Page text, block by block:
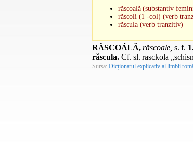
răscoală (substantiv
răscoli (1 -col) (verb
răscula (verb tranzitiv)
RĂSCOÁLĂ, răscoale, s. f.
răscula. Cf. sl. rasckola
Sursa: Dicționarul explicativ al limbii